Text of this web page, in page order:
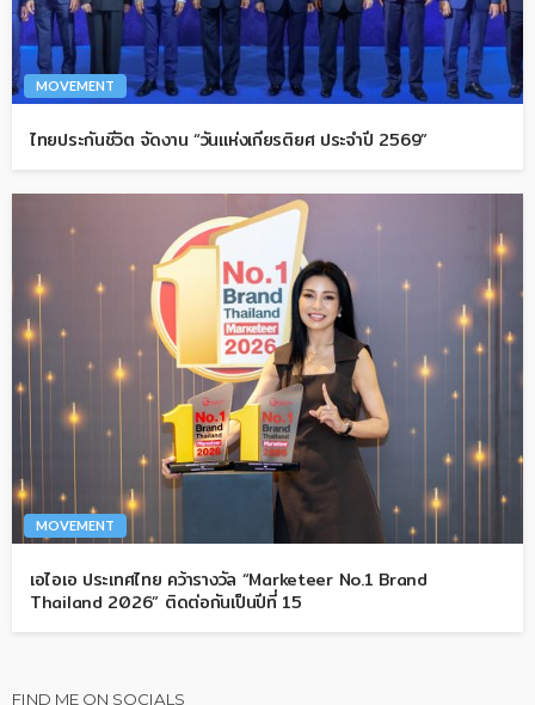
MOVEMENT
ไทยประกันชีวิต จัดงาน “วันแห่งเกียรติยศ ประจำปี 2569”
MOVEMENT
เอไอเอ ประเทศไทย คว้ารางวัล “Marketeer No.1 Brand
Thailand 2026” ติดต่อกันเป็นปีที่ 15
FIND ME ON SOCIALS